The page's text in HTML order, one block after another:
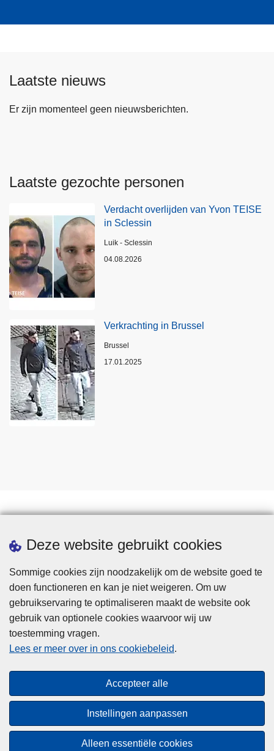
Deze website gebruikt cookies
Sommige cookies zijn noodzakelijk om de website goed te
doen functioneren en kan je niet weigeren. Om uw
gebruikservaring te optimaliseren maakt de website ook
gebruik van optionele cookies waarvoor wij uw
toestemming vragen.
Lees er meer over in ons cookiebeleid.
Accepteer alle
Instellingen aanpassen
Alleen essentiële cookies
Laatste nieuws
Er zijn momenteel geen nieuwsberichten.
Laatste gezochte personen
Verdacht overlijden van Yvon TEISE
in Sclessin
Plaats
Luik - Sclessin
04.08.2026
Verkrachting in Brussel
Plaats
Brussel
17.01.2025
Privacy
Cookies
Toegankelijkheid
© 2026 Politie.be